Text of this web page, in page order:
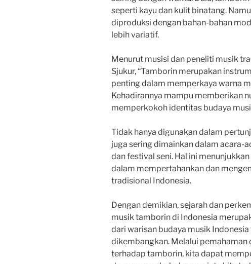
seperti kayu dan kulit binatang.
diproduksi dengan bahan-bahan
lebih variatif.
Menurut musisi dan peneliti musik
Sjukur, “Tamborin merupakan
penting dalam memperkaya warna
Kehadirannya mampu memberikan
memperkokoh identitas budaya
Tidak hanya digunakan dalam
juga sering dimainkan dalam acara-
dan festival seni. Hal ini
dalam mempertahankan dan
tradisional Indonesia.
Dengan demikian, sejarah dan
musik tamborin di Indonesia
dari warisan budaya musik
dikembangkan. Melalui pemahaman
terhadap tamborin, kita dapat